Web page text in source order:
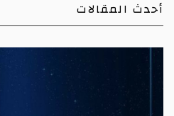
أحدث المقالات